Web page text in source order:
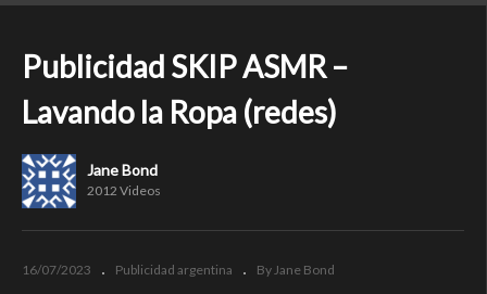
Publicidad SKIP ASMR –
Lavando la Ropa (redes)
Jane Bond
2012 Videos
16/07/2023 Publicidad argentina By Jane Bond